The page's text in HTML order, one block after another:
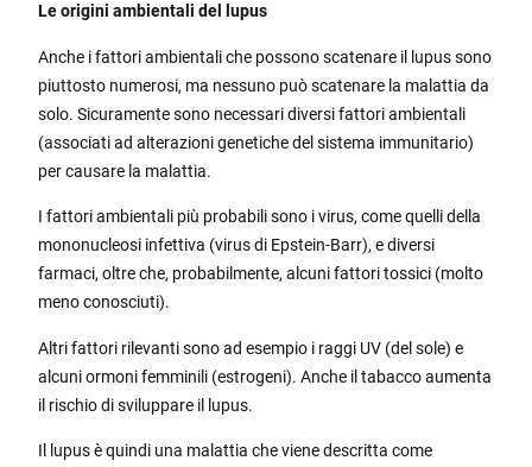
Le origini ambientali del lupus
Anche i fattori ambientali che possono scatenare il lupus sono
piuttosto numerosi, ma nessuno può scatenare la malattia da
solo. Sicuramente sono necessari diversi fattori ambientali
(associati ad alterazioni genetiche del sistema immunitario)
per causare la malattia.
I fattori ambientali più probabili sono i virus, come quelli della
mononucleosi infettiva (virus di Epstein-Barr), e diversi
farmaci, oltre che, probabilmente, alcuni fattori tossici (molto
meno conosciuti).
Altri fattori rilevanti sono ad esempio i raggi UV (del sole) e
alcuni ormoni femminili (estrogeni). Anche il tabacco aumenta
il rischio di sviluppare il lupus.
Il lupus è quindi una malattia che viene descritta come